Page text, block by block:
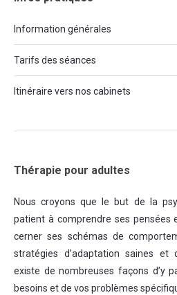
Information générales
Tarifs des séances
Itinéraire vers nos cabinets
Thérapie pour adultes
Nous croyons que le but de la
patient à comprendre ses pensées
cerner ses schémas de
stratégies d’adaptation saines et
existe de nombreuses façons d’y
besoins et de vos problèmes